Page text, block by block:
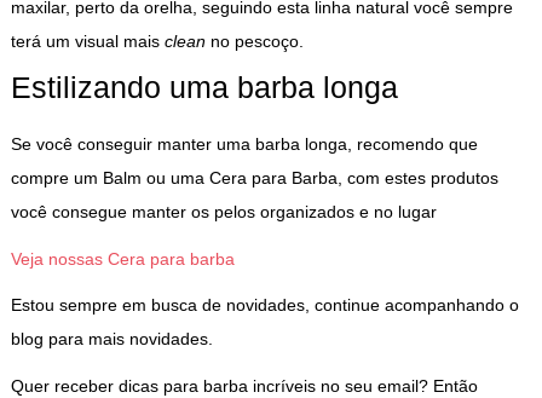
maxilar, perto da orelha, seguindo esta linha natural você sempre
terá um visual mais cleanno pescoço.
Estilizando uma barba longa
Se você conseguir manter uma barba longa, recomendo que
compre um Balm ou uma Cera para Barba, com estes produtos
você consegue manter os pelos organizados e no lugar
Veja nossas Cera para barba
Estou sempre em busca de novidades, continue acompanhando o
blog para mais novidades.
Quer receber dicas para barba incríveis no seu email? Então